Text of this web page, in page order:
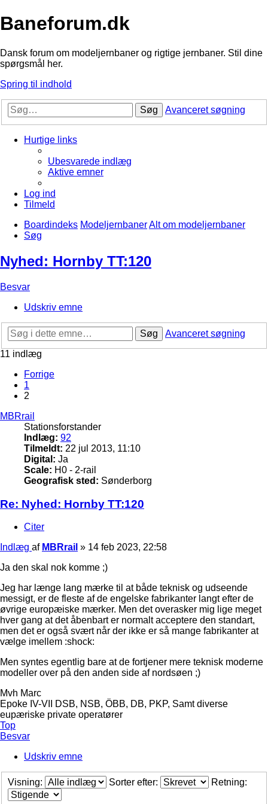
Baneforum.dk
Dansk forum om modeljernbaner og rigtige jernbaner. Stil dine
spørgsmål her.
Spring til indhold
Søg Avanceret søgning
Hurtige links
Ubesvarede indlæg
Aktive emner
Log ind
Tilmeld
Boardindeks ModeljernbanerAlt om modeljernbaner
Søg
Nyhed: Hornby TT:120
Besvar
Udskriv emne
Søg
Avanceret søgning
11 indlæg
Forrige
1
2
MBRrail
Stationsforstander
Indlæg: 92
Tilmeldt: 22 jul 2013, 11:10
Digital: Ja
Scale: H0 - 2-rail
Geografisk sted: Sønderborg
Re: Nyhed: Hornby TT:120
Citer
Indlæg af MBRrail » 14 feb 2023, 22:58
Ja den skal nok komme ;)
Jeg har længe lang mærke til at både teknisk og udseende
messigt, er de fleste af de engelske fabrikanter langt efter de
øvrige europæiske mærker. Men det overasker mig lige meget
hver gang at det åbenbart er normalt acceptere den standart,
men det er også svært når der ikke er så mange fabrikanter at
vælge imellem :shock:
Men syntes egentlig bare at de fortjener mere teknisk moderne
modeller over på den anden side af nordsøen ;)
Mvh Marc
Epoke IV-VII DSB, NSB, ÖBB, DB, PKP, Samt diverse
eupæriske private operatører
Top
Besvar
Udskriv emne
Visning: Sorter efter: Retning: